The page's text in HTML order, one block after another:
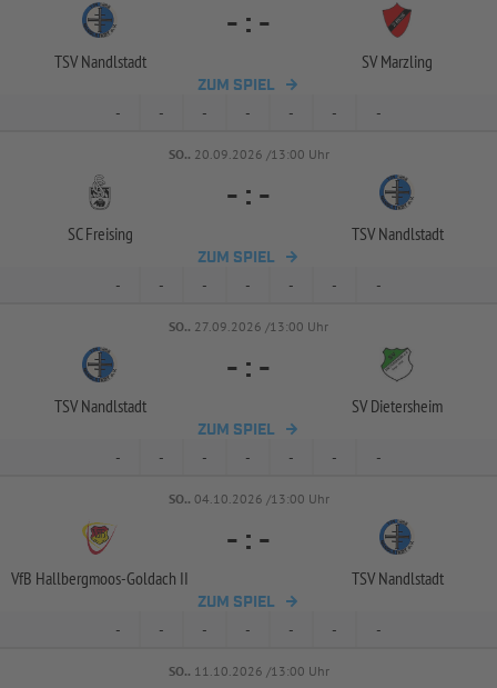
TSV Nandlstadt
- : -
SV Marzling
ZUM SPIEL
- - - - - - -
SO.. 20.09.2026 /13:00 Uhr
SC Freising
- : -
TSV Nandlstadt
ZUM SPIEL
- - - - - - -
SO.. 27.09.2026 /13:00 Uhr
TSV Nandlstadt
- : -
SV Dietersheim
ZUM SPIEL
- - - - - - -
SO.. 04.10.2026 /13:00 Uhr
VfB Hallbergmoos-Goldach II
- : -
TSV Nandlstadt
ZUM SPIEL
- - - - - - -
SO.. 11.10.2026 /13:00 Uhr